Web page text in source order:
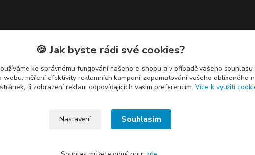
🍪 Jak byste rádi své cookies?
ke správnému fungování našeho e-shopu a v případě vašeho souhlasu
měření efektivity reklamních kampaní, zapamatování vašeho oblíbeného
či zobrazení reklam odpovídajících vašim preferencím. Více k využití
Nastavení Souhlasím